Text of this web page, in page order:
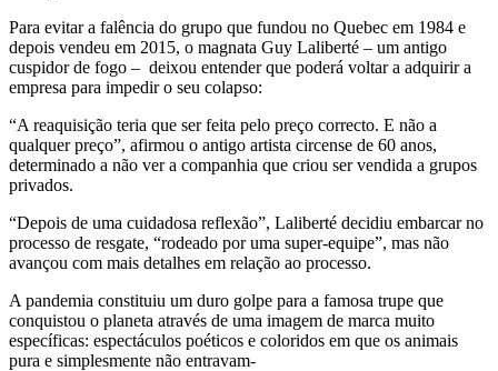
Para evitar a falência do grupo que fundou no Quebec em 1984 e
depois vendeu em 2015, o magnata Guy Laliberté – um antigo
cuspidor de fogo – deixou entender que poderá voltar a adquirir a
empresa para impedir o seu colapso:
“A reaquisição teria que ser feita pelo preço correcto. E não a
qualquer preço”, afirmou o antigo artista circense de 60 anos,
determinado a não ver a companhia que criou ser vendida a grupos
privados.
“Depois de uma cuidadosa reflexão”, Laliberté decidiu embarcar no
processo de resgate, “rodeado por uma super-equipe”, mas não
avançou com mais detalhes em relação ao processo.
A pandemia constituiu um duro golpe para a famosa trupe que
conquistou o planeta através de uma imagem de marca muito
específicas: espectáculos poéticos e coloridos em que os animais
pura e simplesmente não entravam-